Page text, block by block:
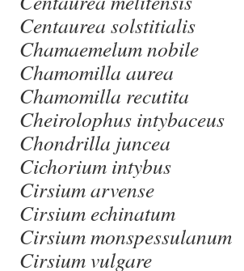
Centaurea solstitialis
Chamaemelum nobile
Chamomilla aurea
Chamomilla recutita
Cheirolophus intybaceus
Chondrilla juncea
Cichorium intybus
Cirsium arvense
Cirsium echinatum
Cirsium monspessulanum
Cirsium vulgare